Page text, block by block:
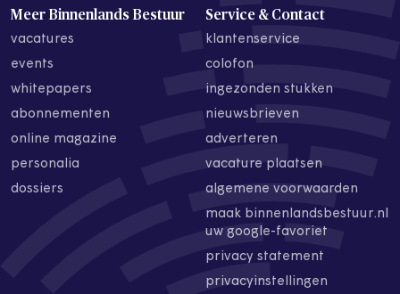
Meer Binnenlands Bestuur
vacatures
events
whitepapers
abonnementen
online magazine
personalia
dossiers
Service & Contact
klantenservice
colofon
ingezonden stukken
nieuwsbrieven
adverteren
vacature plaatsen
algemene voorwaarden
maak binnenlandsbestuur.nl
uw google-favoriet
privacy statement
privacyinstellingen